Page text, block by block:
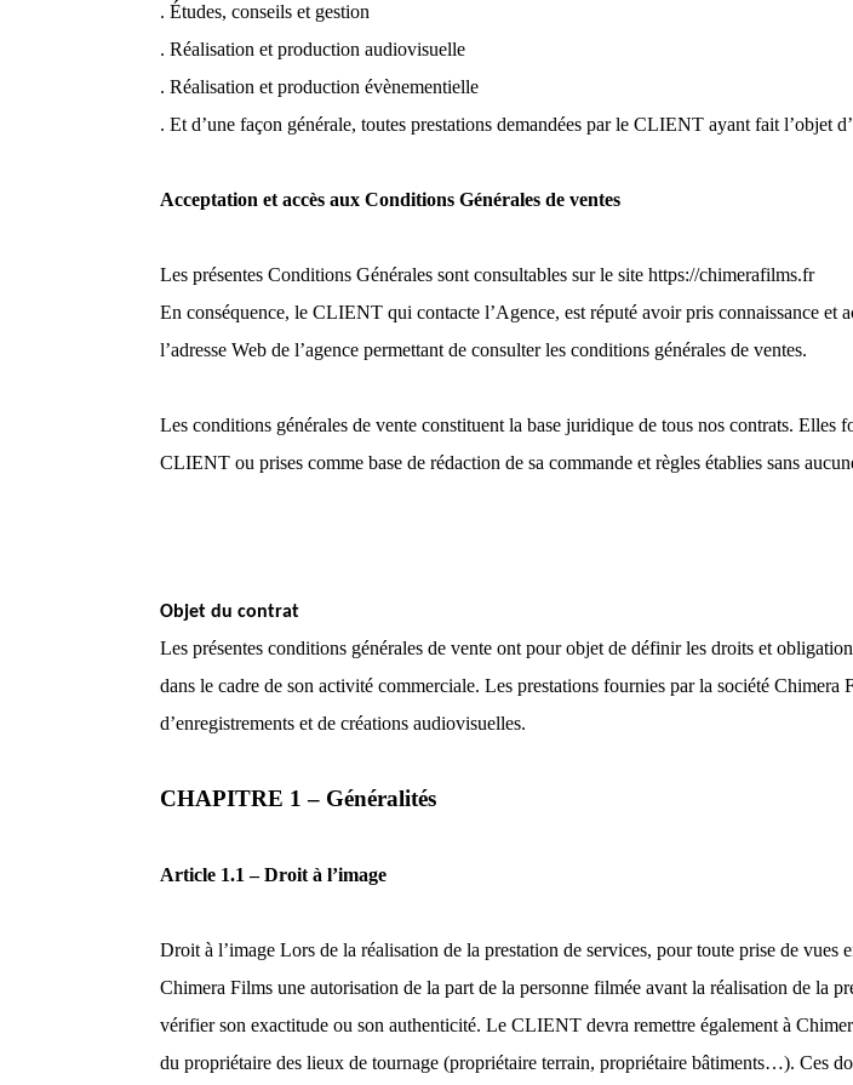
. Études, conseils et gestion
. Réalisation et production audiovisuelle
. Réalisation et production évènementielle
. Et d’une façon générale, toutes prestations demandées par le CLIENT ayant fait l’objet
Acceptation et accès aux Conditions Générales de ventes
Les présentes Conditions Générales sont consultables sur le site https://chimerafilms.fr
En conséquence, le CLIENT qui contacte l’Agence, est réputé avoir pris connaissance et
l’adresse Web de l’agence permettant de consulter les conditions générales de ventes.
Les conditions générales de vente constituent la base juridique de tous nos contrats. Elles
CLIENT ou prises comme base de rédaction de sa commande et règles établies sans
Objet du contrat
Les présentes conditions générales de vente ont pour objet de définir les droits et
dans le cadre de son activité commerciale. Les prestations fournies par la société
d’enregistrements et de créations audiovisuelles.
CHAPITRE 1 – Généralités
Article 1.1 – Droit à l’image
Droit à l’image Lors de la réalisation de la prestation de services, pour toute prise de
Chimera Films une autorisation de la part de la personne filmée avant la réalisation de la
vérifier son exactitude ou son authenticité. Le CLIENT devra remettre également à
du propriétaire des lieux de tournage (propriétaire terrain, propriétaire bâtiments…). Ces